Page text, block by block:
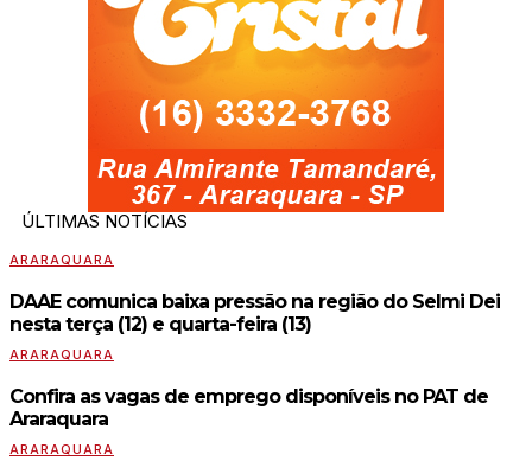
ÚLTIMAS NOTÍCIAS
ARARAQUARA
DAAE comunica baixa pressão na região do Selmi Dei
nesta terça (12) e quarta-feira (13)
ARARAQUARA
Confira as vagas de emprego disponíveis no PAT de
Araraquara
ARARAQUARA